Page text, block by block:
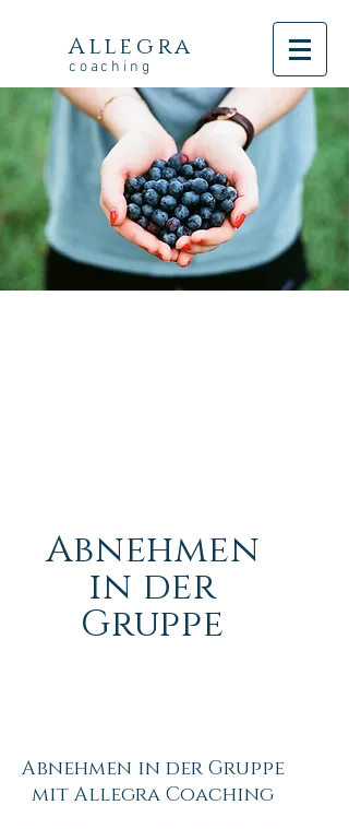
Allegra
coaching
Abnehmen
in der
Gruppe
Abnehmen in der Gruppe
mit Allegra Coaching